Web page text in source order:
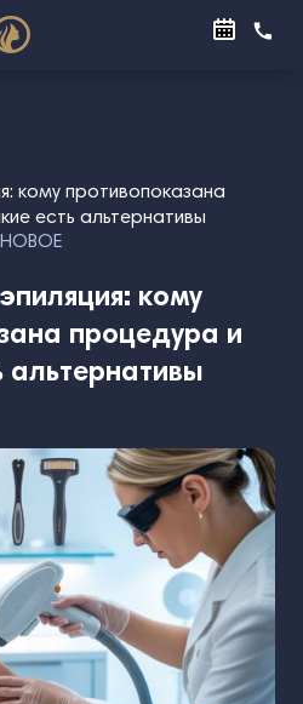
кому противопоказана
есть альтернативы
НОВОЕ
кому
процедура и
альтернативы